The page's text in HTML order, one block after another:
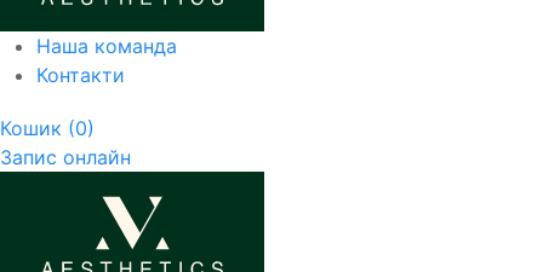
Наша команда
Контакти
Кошик (0)
Запис онлайн